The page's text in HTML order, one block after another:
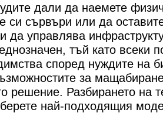
дали да наемете
си сървъри или да
да управлява
тъй като всеки
според нуждите на
за
решение. Разбирането на
най-подходящия